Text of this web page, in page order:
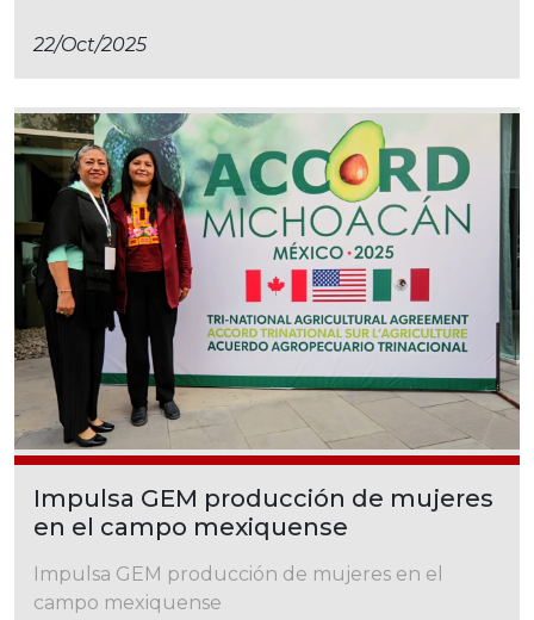
22/oct/2025
Impulsa GEM producción de mujeres
en el campo mexiquense
Impulsa GEM producción de mujeres en el
campo mexiquense